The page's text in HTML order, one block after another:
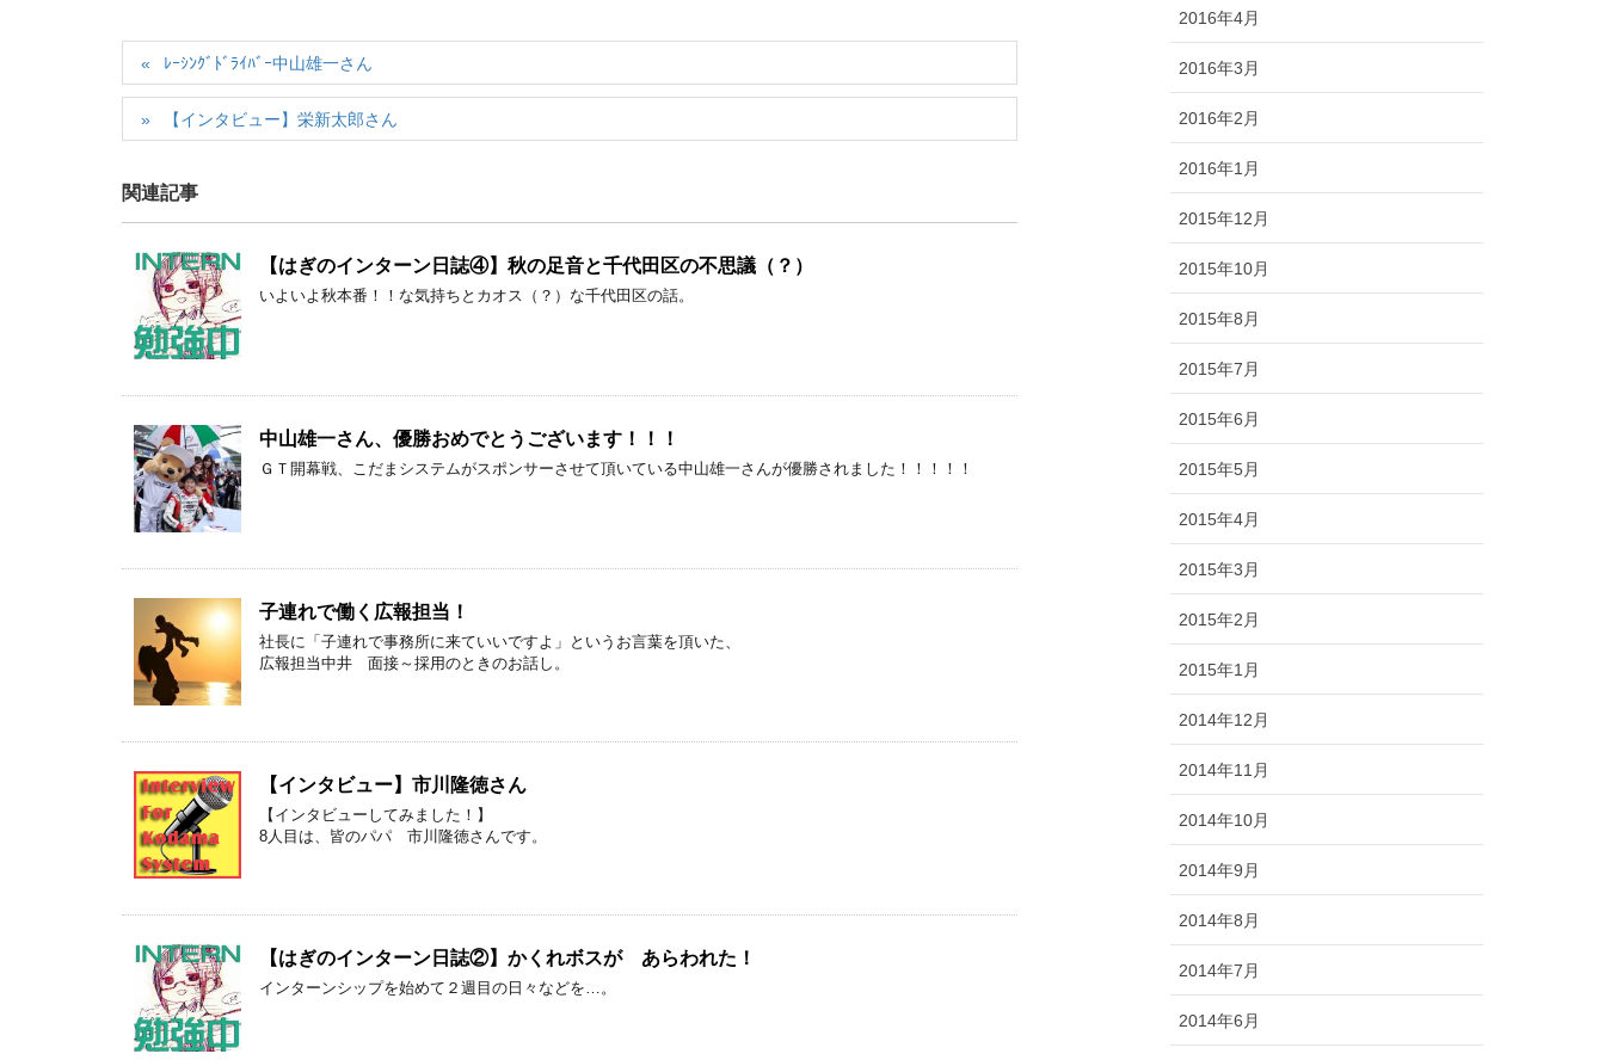
o
o
k
ﾚｰｼﾝｸﾞﾄﾞﾗｲﾊﾞｰ中山雄一さん
【インタビュー】栄新太郎さん
関連記事
【はぎのインターン日誌④】秋の足音と千代田区の不思議（？）
いよいよ秋本番！！な気持ちとカオス（？）な千代田区の話。
中山雄一さん、優勝おめでとうございます！！！
ＧＴ開幕戦、こだまシステムがスポンサーさせて頂いている中山雄一さんが優勝されました！！！！！
子連れで働く広報担当！
社長に「子連れで事務所に来ていいですよ」というお言葉を頂いた、
広報担当中井 面接～採用のときのお話し。
【インタビュー】市川隆徳さん
【インタビューしてみました！】
8人目は、皆のパパ 市川隆徳さんです。
【はぎのインターン日誌②】かくれボスが あらわれた！
インターンシップを始めて２週目の日々などを…。
2016年4月
2016年3月
2016年2月
2016年1月
2015年12月
2015年10月
2015年8月
2015年7月
2015年6月
2015年5月
2015年4月
2015年3月
2015年2月
2015年1月
2014年12月
2014年11月
2014年10月
2014年9月
2014年8月
2014年7月
2014年6月